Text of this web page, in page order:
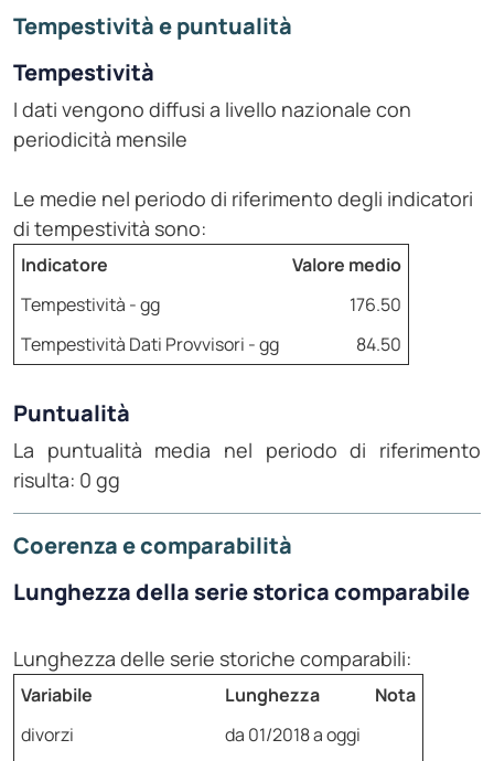
Tempestività e puntualità
Tempestività
I dati vengono diffusi a livello nazionale con
periodicità mensile
Le medie nel periodo di riferimento degli indicatori
di tempestività sono:
Indicatore
Valore medio
Tempestività - gg
176.50
Tempestività Dati Provvisori - gg
84.50
Puntualità
La puntualità media nel periodo di riferimento
risulta: 0 gg
Coerenza e comparabilità
Lunghezza della serie storica comparabile
Lunghezza delle serie storiche comparabili:
Variabile Lunghezza
Nota
divorzi
da 01/2018 a oggi